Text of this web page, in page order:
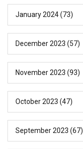
January 2024(73)
December 2023 (57)
November 2023 (93)
October 2023 (47)
September 2023 (67)